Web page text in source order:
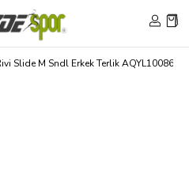
Slide M Sndl Erkek Terlik AQYL100867